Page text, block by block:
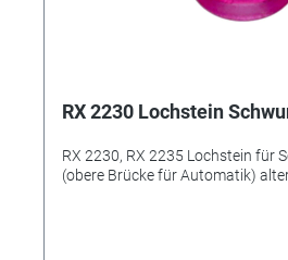
RX 2230 Lochstein
RX 2230, RX 2235 Lochstein für
(obere Brücke für Automatik)